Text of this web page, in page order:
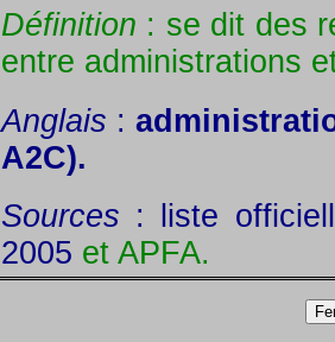
Définition : se dit des
entre administrations
Anglais :
A2C).
Sources : liste
2005 et APFA.